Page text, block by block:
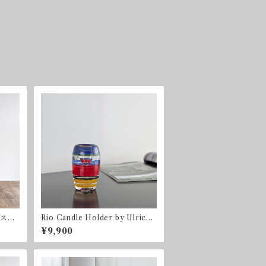
ク
Rio Candle Holder by Ulrica
Hydman Vallien for Kosta Bo
da 2003 コスタ・ボダ
¥9,900